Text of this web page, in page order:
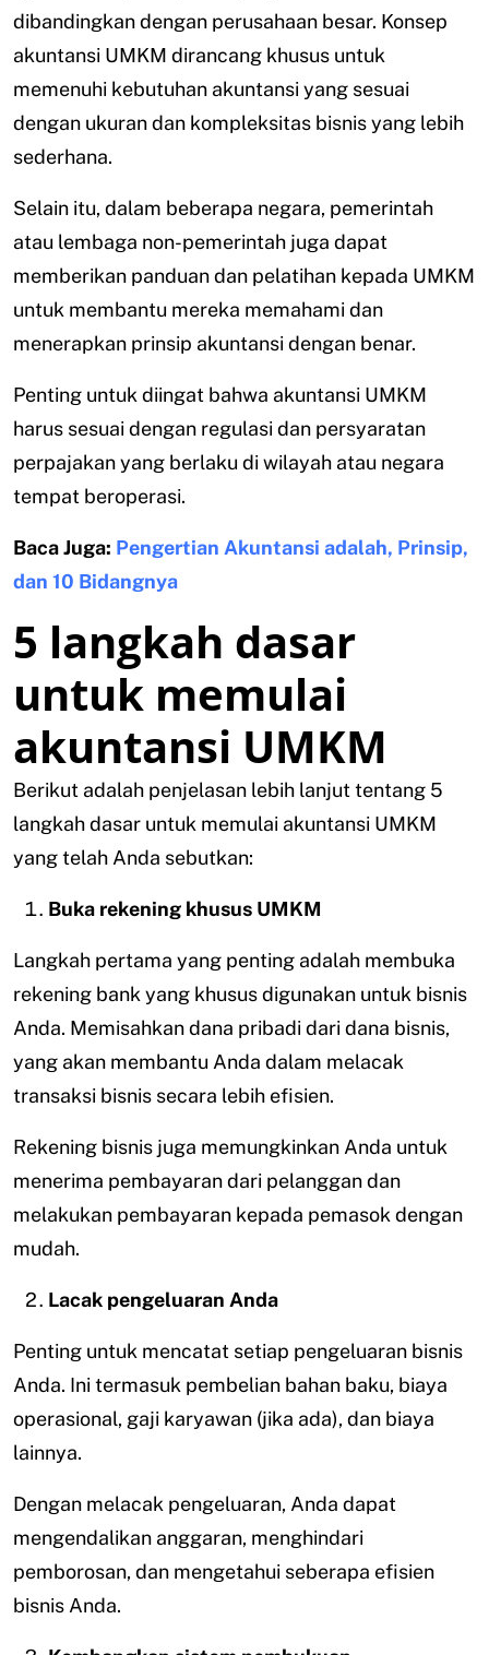
dibandingkan dengan perusahaan besar. Konsep
akuntansi UMKM dirancang khusus untuk
memenuhi kebutuhan akuntansi yang sesuai
dengan ukuran dan kompleksitas bisnis yang lebih
sederhana.
Selain itu, dalam beberapa negara, pemerintah
atau lembaga non-pemerintah juga dapat
memberikan panduan dan pelatihan kepada UMKM
untuk membantu mereka memahami dan
menerapkan prinsip akuntansi dengan benar.
Penting untuk diingat bahwa akuntansi UMKM
harus sesuai dengan regulasi dan persyaratan
perpajakan yang berlaku di wilayah atau negara
tempat beroperasi.
Baca Juga: Pengertian Akuntansi adalah, Prinsip,
dan 10 Bidangnya
5 langkah dasar
untuk memulai
akuntansi UMKM
Berikut adalah penjelasan lebih lanjut tentang 5
langkah dasar untuk memulai akuntansi UMKM
yang telah Anda sebutkan:
Buka rekening khusus UMKM
Langkah pertama yang penting adalah membuka
rekening bank yang khusus digunakan untuk bisnis
Anda. Memisahkan dana pribadi dari dana bisnis,
yang akan membantu Anda dalam melacak
transaksi bisnis secara lebih efisien.
Rekening bisnis juga memungkinkan Anda untuk
menerima pembayaran dari pelanggan dan
melakukan pembayaran kepada pemasok dengan
mudah.
Lacak pengeluaran Anda
Penting untuk mencatat setiap pengeluaran bisnis
Anda. Ini termasuk pembelian bahan baku, biaya
operasional, gaji karyawan (jika ada), dan biaya
lainnya.
Dengan melacak pengeluaran, Anda dapat
mengendalikan anggaran, menghindari
pemborosan, dan mengetahui seberapa efisien
bisnis Anda.